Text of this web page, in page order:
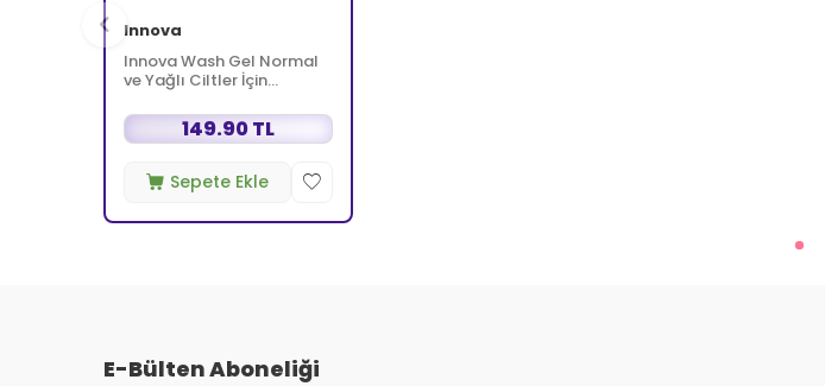
Innova
Innova Wash Gel Normal
ve Yağlı Ciltler İçin
150 ml 149.90 TL
Sepete Ekle
E-Bülten Aboneliği